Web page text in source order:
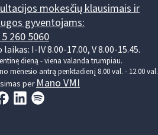
mokesčių klausimais ir
gyventojams:
260 5060
laikas: I-IV 8.00-17.00, V 8.00-15.45.
dieną - viena valanda trumpiau.
mėnesio antrą penktadienį 8.00 val. - 12.00 val.
perMano VMI